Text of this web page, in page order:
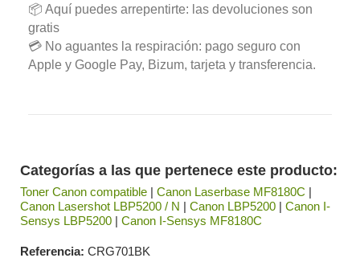
📦 Aquí puedes arrepentirte: las devoluciones son
gratis
💳 No aguantes la respiración: pago seguro con
Apple y Google Pay, Bizum, tarjeta y transferencia.
Categorías a las que pertenece este producto:
Toner Canon compatible | Canon Laserbase MF8180C |
Canon Lasershot LBP5200 / N | Canon LBP5200 | Canon I-
Sensys LBP5200 | Canon I-Sensys MF8180C
Referencia CRG701BK